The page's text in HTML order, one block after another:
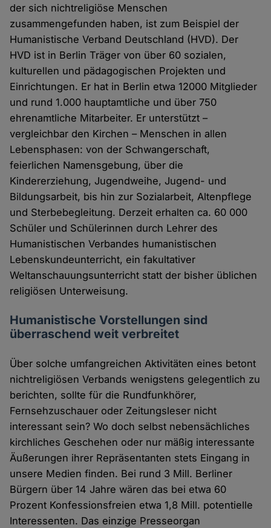
der sich nichtreligiöse Menschen
zusammengefunden haben, ist zum Beispiel der
Humanistische Verband Deutschland (HVD). Der
HVD ist in Berlin Träger von über 60 sozialen,
kulturellen und pädagogischen Projekten und
Einrichtungen. Er hat in Berlin etwa 12000 Mitglieder
und rund 1.000 hauptamtliche und über 750
ehrenamtliche Mitarbeiter. Er unterstützt –
vergleichbar den Kirchen – Menschen in allen
Lebensphasen: von der Schwangerschaft,
feierlichen Namensgebung, über die
Kindererziehung, Jugendweihe, Jugend- und
Bildungsarbeit, bis hin zur Sozialarbeit, Altenpflege
und Sterbebegleitung. Derzeit erhalten ca. 60 000
Schüler und Schülerinnen durch Lehrer des
Humanistischen Verbandes humanistischen
Lebenskundeunterricht, ein fakultativer
Weltanschauungsunterricht statt der bisher üblichen
religiösen Unterweisung.
Humanistische Vorstellungen sind
überraschend weit verbreitet
Über solche umfangreichen Aktivitäten eines betont
nichtreligiösen Verbands wenigstens gelegentlich zu
berichten, sollte für die Rundfunkhörer,
Fernsehzuschauer oder Zeitungsleser nicht
interessant sein? Wo doch selbst nebensächliches
kirchliches Geschehen oder nur mäßig interessante
Äußerungen ihrer Repräsentanten stets Eingang in
unsere Medien finden. Bei rund 3 Mill. Berliner
Bürgern über 14 Jahre wären das bei etwa 60
Prozent Konfessionsfreien etwa 1,8 Mill. potentielle
Interessenten. Das einzige Presseorgan